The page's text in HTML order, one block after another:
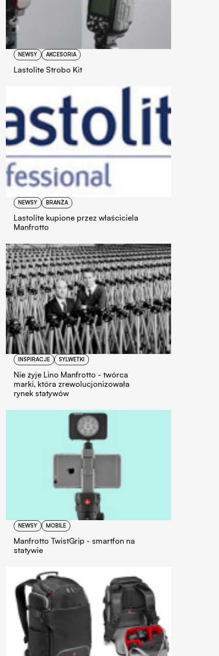
NEWSY AKCESORIA
Lastolite Strobo Kit
NEWSY BRANŻA
Lastolite kupione przez właściciela
Manfrotto
INSPIRACJE SYLWETKI
Nie żyje Lino Manfrotto - twórca
marki, która zrewolucjonizowała
rynek statywów
NEWSY MOBILE
Manfrotto TwistGrip - smartfon na
statywie